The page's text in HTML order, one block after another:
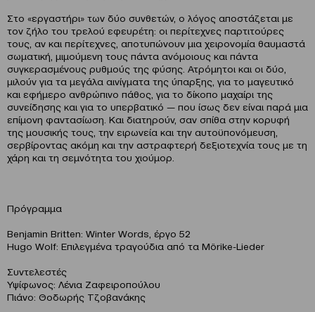
Στο «εργαστήρι» των δύο συνθετών, ο λόγος αποστάζεται με
τον ζήλο του τρελού εφευρέτη: οι περίτεχνες παρτιτούρες
τους, αν και περίτεχνες, αποτυπώνουν μια χειρονομία θαυμαστά
σωματική, μιμούμενη τους πάντα ανόμοιους και πάντα
συγκερασμένους ρυθμούς της φύσης. Ατρόμητοι και οι δύο,
μιλούν για τα μεγάλα αινίγματα της ύπαρξης, για το μαγευτικό
και εφήμερο ανθρώπινο πάθος, για το δίκοπο μαχαίρι της
συνείδησης και για το υπερβατικό — που ίσως δεν είναι παρά μια
επίμονη φαντασίωση. Και διατηρούν, σαν σπίθα στην κορυφή
της μουσικής τους, την ειρωνεία και την αυτοϋπονόμευση,
σερβίροντας ακόμη και την αστραφτερή δεξιοτεχνία τους με τη
χάρη και τη σεμνότητα του χιούμορ.
Πρόγραμμα
Benjamin Britten: Winter Words, έργο 52
Hugo Wolf: Επιλεγμένα τραγούδια από τα Mörike-Lieder
Συντελεστές
Υψίφωνος: Λένια Ζαφειροπούλου
Πιάνο: Θοδωρής Τζοβανάκης